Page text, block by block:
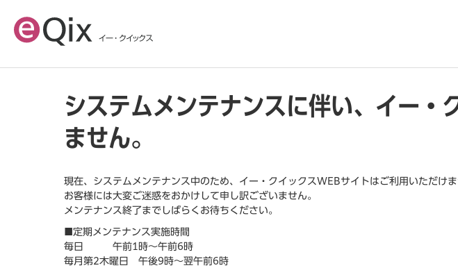
システムメンテナンスに伴い、イー
ません。
現在、システムメンテナンス中のため、イー・クイックスWEBサイトはご利用いただけま
お客様には大変ご迷惑をおかけして申し訳ございません。
メンテナンス終了までしばらくお待ちください。
■定期メンテナンス実施時間
毎日 午前1時～午前6時
毎月第2木曜日 午後9時～翌午前6時